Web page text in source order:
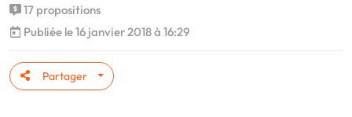
17 propositions
Publiée le 16 janvier 2018 à 16:29
Partager